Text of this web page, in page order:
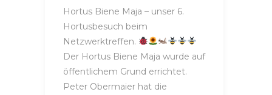
Hortus Biene Maja – unser 6.
Hortusbesuch beim
Netzwerktreffen.
Der Hortus Biene Maja wurde auf
öffentlichem Grund errichtet.
Peter Obermaier hat die